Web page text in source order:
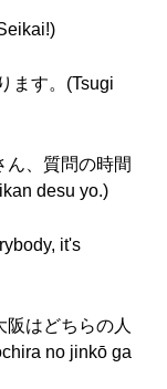
ます。(Tsugi
ん、質問の時間
desu yo.)
it's
阪はどちらの人
no jinkō ga